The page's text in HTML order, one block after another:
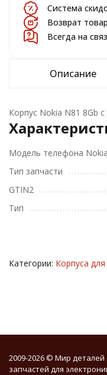
Система
Возврат
Всегда на
Описание
Корпус Nokia N81 8Gb
Модель телефона Nokia
Тип запчасти
GTIN2
Тип
Категории: Корпуса
2009-2026 © Мир
запчастей для